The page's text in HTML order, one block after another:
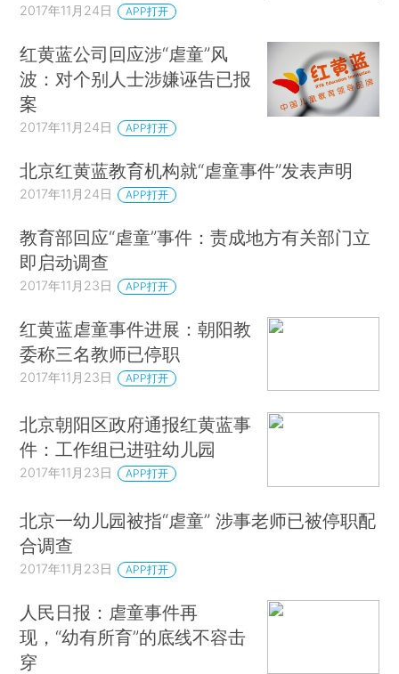
2017年11月24日 APP打开
红黄蓝公司回应涉“虐童”风
波：对个别人士涉嫌诬告已报
案
2017年11月24日 APP打开
北京红黄蓝教育机构就“虐童事件”发表声明
2017年11月24日 APP打开
教育部回应“虐童”事件：责成地方有关部门立
即启动调查
2017年11月23日 APP打开
红黄蓝虐童事件进展：朝阳教
委称三名教师已停职
2017年11月23日 APP打开
北京朝阳区政府通报红黄蓝事
件：工作组已进驻幼儿园
2017年11月23日 APP打开
北京一幼儿园被指“虐童” 涉事老师已被停职配
合调查
2017年11月23日 APP打开
人民日报：虐童事件再
现，“幼有所育”的底线不容击
穿